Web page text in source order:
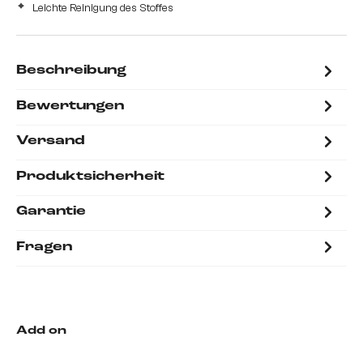
Leichte Reinigung des Stoffes
Beschreibung
Bewertungen
Versand
Produktsicherheit
Garantie
Fragen
Add on